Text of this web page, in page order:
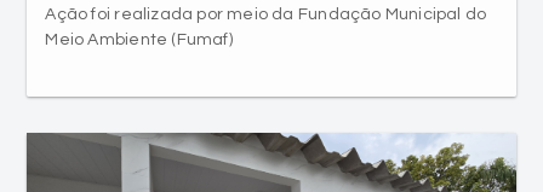
Ação foi realizada por meio da Fundação Municipal do
Meio Ambiente (Fumaf)